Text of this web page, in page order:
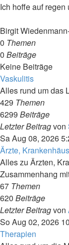
Ich hoffe auf
Birgit
0 Themen
0 Beiträge
Keine Beiträge
Vaskulitis
Alles rund um das
429 Themen
6299 Beiträge
Letzter Beitragvon
Sa Aug 08, 2026
Ärzte,
Alles zu Ärzten,
Zusammenhang
67 Themen
620 Beiträge
Letzter Beitragvon
So Aug 02, 2026
Therapien